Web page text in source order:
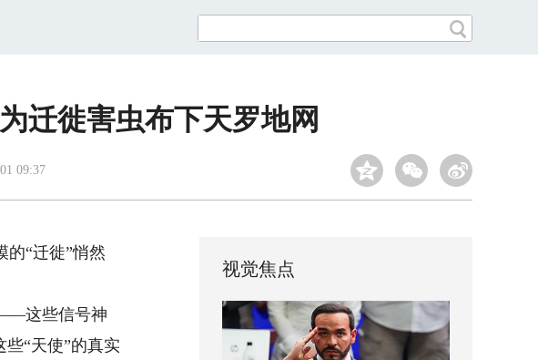
迁徙害虫布下天罗地网
09:37
“迁徙”悄然
这些信号神
“天使”的真实
视觉焦点